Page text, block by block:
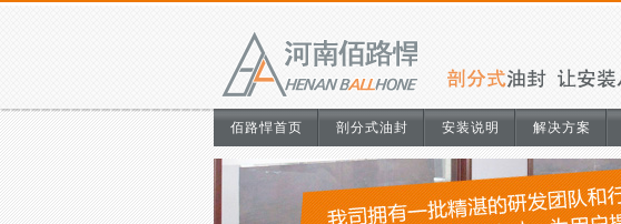
佰路悍首页 剖分式油封 安装说明 解决方案